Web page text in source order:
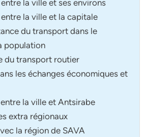
la ville et ses environs
la ville et la capitale
du transport dans le
population
du transport routier
les échanges économiques et
la ville et Antsirabe
extra régionaux
la région de SAVA